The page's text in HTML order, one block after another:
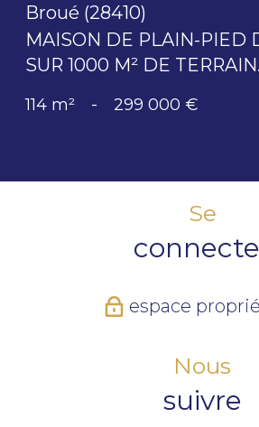
Broué (28410)
MAISON DE PLAIN-PIED
SUR 1000 M² DE TERRAIN.
114 m² - 299 000 €
Se
espace
Nous
suivre